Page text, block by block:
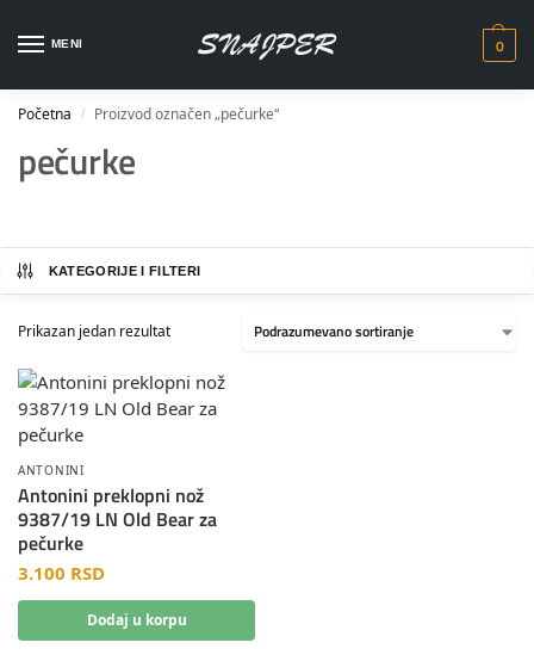
MENI 0
Početna / Proizvod označen „pečurke“
pečurke
KATEGORIJE I FILTERI
Prikazan jedan rezultat
ANTONINI
Antonini preklopni nož
9387/19 LN Old Bear za
pečurke
3.100 RSD
Dodaj u korpu